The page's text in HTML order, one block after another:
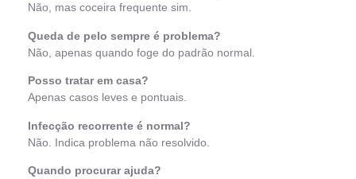
Não, mas coceira frequente sim.
Queda de pelo sempre é problema?
Não, apenas quando foge do padrão normal.
Posso tratar em casa?
Apenas casos leves e pontuais.
Infecção recorrente é normal?
Não. Indica problema não resolvido.
Quando procurar ajuda?